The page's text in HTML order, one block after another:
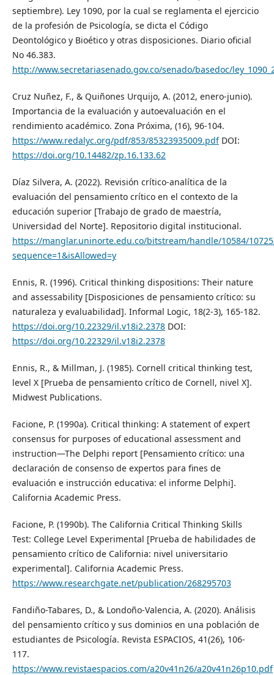
septiembre). Ley 1090, por la cual se reglamenta el ejercicio
de la profesión de Psicología, se dicta el Código
Deontológico y Bioético y otras disposiciones. Diario oficial
No 46.383.
http://www.secretariasenado.gov.co/senado/basedoc/
Cruz Nuñez, F., & Quiñones Urquijo, A. (2012, enero-junio).
Importancia de la evaluación y autoevaluación en el
rendimiento académico. Zona Próxima, (16), 96-104.
https://www.redalyc.org/pdf/853/85323935009.pdfDOI:
https://doi.org/10.14482/zp.16.133.62
Díaz Silvera, A. (2022). Revisión crítico-analítica de la
evaluación del pensamiento crítico en el contexto de la
educación superior [Trabajo de grado de maestría,
Universidad del Norte]. Repositorio digital institucional.
https://manglar.uninorte.edu.co/bitstream/handle/10584/
sequence=1&isAllowed=y
Ennis, R. (1996). Critical thinking dispositions: Their nature
and assessability [Disposiciones de pensamiento crítico: su
naturaleza y evaluabilidad]. Informal Logic, 18(2-3), 165-182.
https://doi.org/10.22329/il.v18i2.2378DOI:
https://doi.org/10.22329/il.v18i2.2378
Ennis, R., & Millman, J. (1985). Cornell critical thinking test,
level X [Prueba de pensamiento crítico de Cornell, nivel X].
Midwest Publications.
Facione, P. (1990a). Critical thinking: A statement of expert
consensus for purposes of educational assessment and
instruction—The Delphi report [Pensamiento crítico: una
declaración de consenso de expertos para fines de
evaluación e instrucción educativa: el informe Delphi].
California Academic Press.
Facione, P. (1990b). The California Critical Thinking Skills
Test: College Level Experimental [Prueba de habilidades de
pensamiento crítico de California: nivel universitario
experimental]. California Academic Press.
https://www.researchgate.net/publication/268295703
Fandiño-Tabares, D., & Londoño-Valencia, A. (2020). Análisis
del pensamiento crítico y sus dominios en una población de
estudiantes de Psicología. Revista ESPACIOS, 41(26), 106-
117.
https://www.revistaespacios.com/a20v41n26/a20v41n26p10.pdf